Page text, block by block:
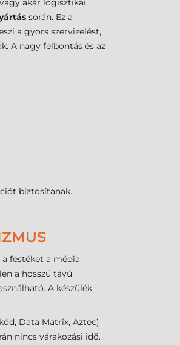
akár logisztikai
során. Ez a
a gyors szervizelést,
A nagy felbontás és az
biztosítanak.
festéket a média
a hosszú távú
A készülék
Data Matrix, Aztec)
nincs várakozási idő.